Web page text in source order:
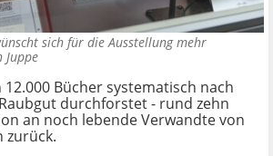
sich für die Ausstellung mehr
Juppe
Bücher systematisch nach
durchforstet - rund zehn
an noch lebende Verwandte von
zurück.